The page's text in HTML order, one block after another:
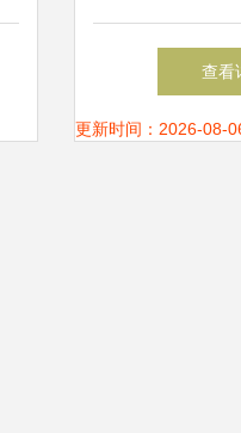
听觉
查看
更新时间：2026-08-